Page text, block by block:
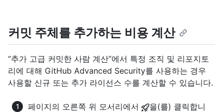
커밋 주체를 추가하는 비용 계산
“추가 고급 커밋한 사람 계산”에서 특정 조직 및 리포지토
리에 대해 GitHub Advanced Security를 사용하는 경우
사용할 신규 또는 추가 라이선스 수를 계산할 수 있습니다.
페이지의 오른쪽 위 모서리에서
을(를) 클릭합니